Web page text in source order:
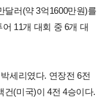
달러(약 3억1600만원)를
11개 대회 중 6개 대
세리였다. 연장전 6전
건(미국)이 4전 4승이다.